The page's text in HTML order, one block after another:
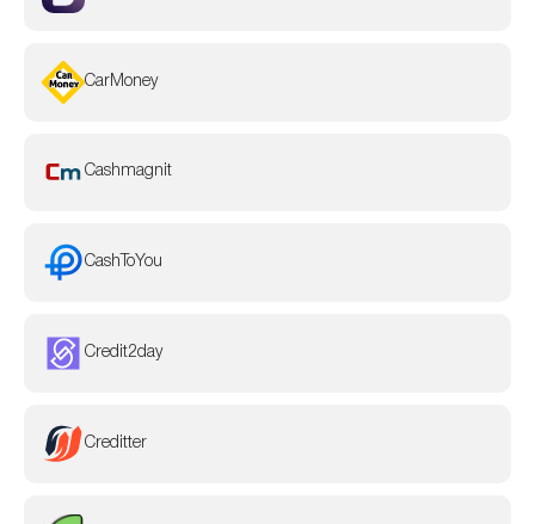
CarMoney
Cashmagnit
CashToYou
Credit2day
Creditter